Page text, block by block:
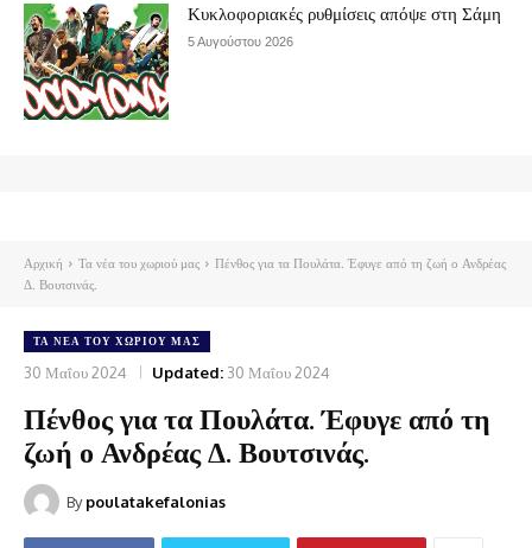
Κυκλοφοριακές ρυθμίσεις απόψε στη Σάμη
5 Αυγούστου 2026